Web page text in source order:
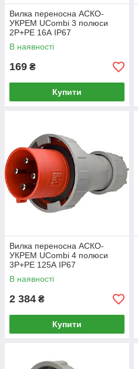
Вилка переносна АСКО-
УКРЕМ UCombi 3 полюси
2P+PE 16А IP67
(A0080010103)
В наявності
169 ₴
Купити
Вилка переносна АСКО-
УКРЕМ UCombi 4 полюси
3P+PE 125А IP67
(A0080010111)
В наявності
2 384 ₴
Купити